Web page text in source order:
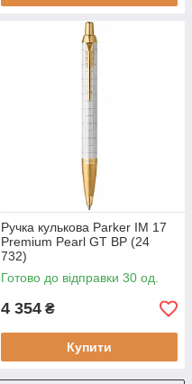
Ручка кулькова Parker IM 17
Premium Pearl GT BP (24
732)
Готово до відправки 30 од.
4 354 ₴
Купити